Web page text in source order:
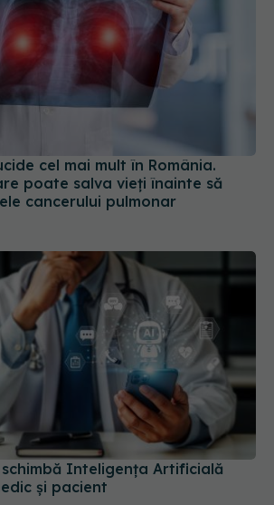
cel mai mult în România.
poate salva vieți înainte să
cancerului pulmonar
și pacient